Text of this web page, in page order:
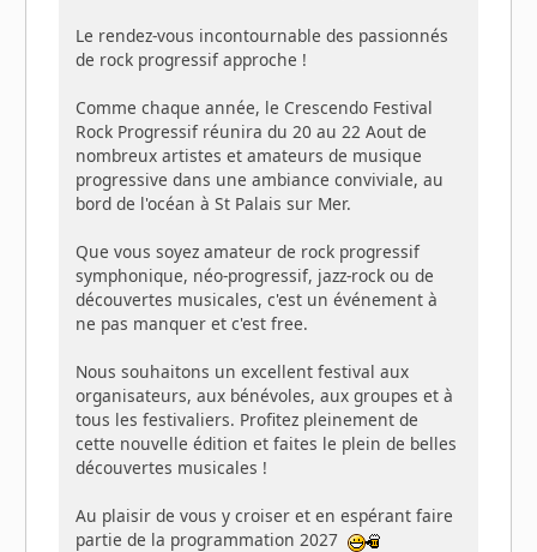
Le rendez-vous incontournable des passionnés
de rock progressif approche !
Comme chaque année, le Crescendo Festival
Rock Progressif réunira du 20 au 22 Aout de
nombreux artistes et amateurs de musique
progressive dans une ambiance conviviale, au
bord de l'océan à St Palais sur Mer.
Que vous soyez amateur de rock progressif
symphonique, néo-progressif, jazz-rock ou de
découvertes musicales, c'est un événement à
ne pas manquer et c'est free.
Nous souhaitons un excellent festival aux
organisateurs, aux bénévoles, aux groupes et à
tous les festivaliers. Profitez pleinement de
cette nouvelle édition et faites le plein de belles
découvertes musicales !
Au plaisir de vous y croiser et en espérant faire
partie de la programmation 2027